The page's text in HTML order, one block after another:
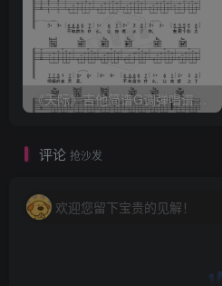
《天际》吉他简谱G调弹唱谱（姜玉阳）
评论 抢沙发
欢迎您留下宝贵的见解！